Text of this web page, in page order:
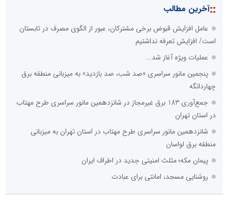
::آخرین مطالب
عامل افزایش قبوض برخی مشترکان، عبور از الگوی مصرف در تابستان
است/ افزایش تعرفه نداشتیم
عملیات ویژه آغاز شد...
پنجمین مانور سراسری «صد شب، صد بازدید» به میزبانی منطقه برق
چهاردانگه
جمع‌آوری 183 برق غیرمجاز در شانزدهمین مانور سراسری طرح مهتاب
در استان تهران
شانزدهمین مانور سراسری طرح مهتاب در استان تهران به میزبانی
منطقه برق لواسان
پیمان مکه؛ مثلث امنیتی جدید در اطراف ایران
روشنایی مسجد، امانتی برای عبادت